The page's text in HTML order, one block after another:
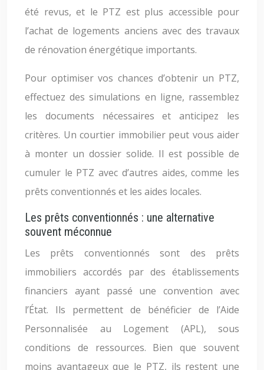
été revus, et le PTZ est plus accessible pour
l’achat de logements anciens avec des travaux
de rénovation énergétique importants.
Pour optimiser vos chances d’obtenir un PTZ,
effectuez des simulations en ligne, rassemblez
les documents nécessaires et anticipez les
critères. Un courtier immobilier peut vous aider
à monter un dossier solide. Il est possible de
cumuler le PTZ avec d’autres aides, comme les
prêts conventionnés et les aides locales.
Les prêts conventionnés : une alternative
souvent méconnue
Les prêts conventionnés sont des prêts
immobiliers accordés par des établissements
financiers ayant passé une convention avec
l’État. Ils permettent de bénéficier de l’Aide
Personnalisée au Logement (APL), sous
conditions de ressources. Bien que souvent
moins avantageux que le PTZ, ils restent une